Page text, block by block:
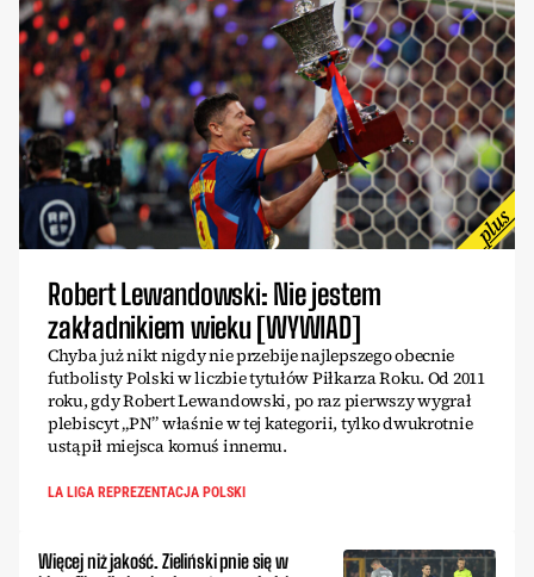
Robert Lewandowski: Nie jestem
zakładnikiem wieku [WYWIAD]
Chyba już nikt nigdy nie przebije najlepszego obecnie
futbolisty Polski w liczbie tytułów Piłkarza Roku. Od 2011
roku, gdy Robert Lewandowski, po raz pierwszy wygrał
plebiscyt „PN” właśnie w tej kategorii, tylko dwukrotnie
ustąpił miejsca komuś innemu.
LA LIGA REPREZENTACJA POLSKI
Więcej niż jakość. Zieliński pnie się w